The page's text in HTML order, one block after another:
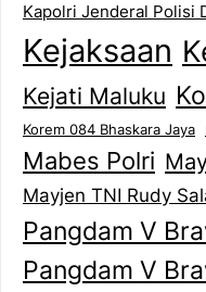
Kapolri Jenderal Polisi
Kejaksaan
Kejati Maluku
Korem 084 Bhaskara Jaya
Mabes Polri
Mayjen TNI Rudy
Pangdam V
Pangdam V